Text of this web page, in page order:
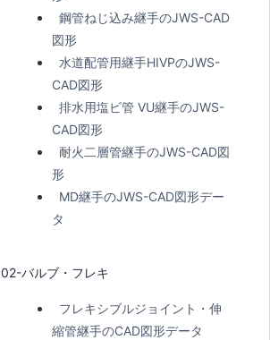
鋼管ねじ込み継手のJWS-CAD
図形
水道配管用継手HIVPのJWS-
CAD図形
排水用塩ビ管 VU継手のJWS-
CAD図形
耐火二層管継手のJWS-CAD図
形
MD継手のJWS-CAD図形デー
タ
02-バルブ・フレキ
フレキシブルジョイント・伸
縮管継手のCAD図形データ